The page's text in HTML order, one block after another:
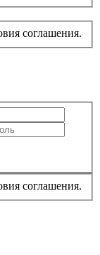
соглашения.
соглашения.